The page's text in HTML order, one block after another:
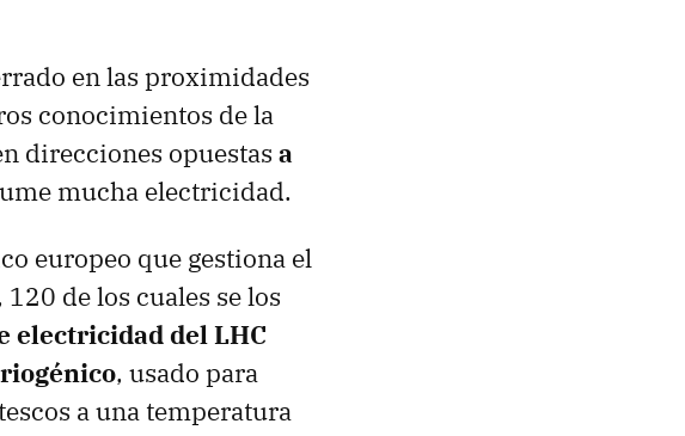
en las proximidades
conocimientos de la
direcciones opuestas a
mucha electricidad.
europeo que gestiona el
de los cuales se los
electricidad delLHC
, usado para
a una temperatura